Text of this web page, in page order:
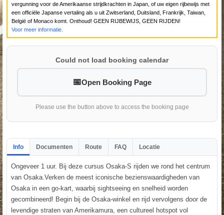
vergunning voor de Amerikaanse strijdkrachten in Japan, of uw eigen rijbewijs met
een officiële Japanse vertaling als u uit Zwitserland, Duitsland, Frankrijk, Taiwan,
België of Monaco komt. Onthoud! GEEN RIJBEWIJS, GEEN RIJDEN!
Voor meer informatie.
Could not load booking calendar
Open Booking Page
Please use the button above to access the booking page
Info Documenten Route FAQ Locatie
Ongeveer 1 uur. Bij deze cursus Osaka-S rijden we rond het centrum
van Osaka.Verken de meest iconische bezienswaardigheden van
Osaka in een go-kart, waarbij sightseeing en snelheid worden
gecombineerd! Begin bij de Osaka-winkel en rijd vervolgens door de
levendige straten van Amerikamura, een cultureel hotspot vol